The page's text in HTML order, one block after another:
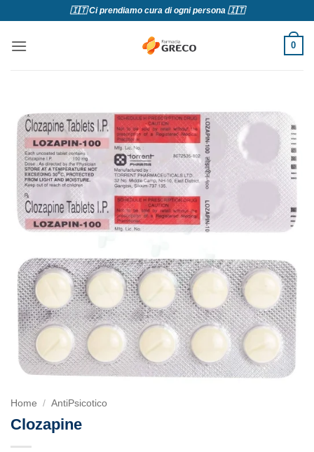
contenuti
🇮🇹 Ci prendiamo cura di ogni persona 🇮🇹
0
Home / AntiPsicotico
Clozapine